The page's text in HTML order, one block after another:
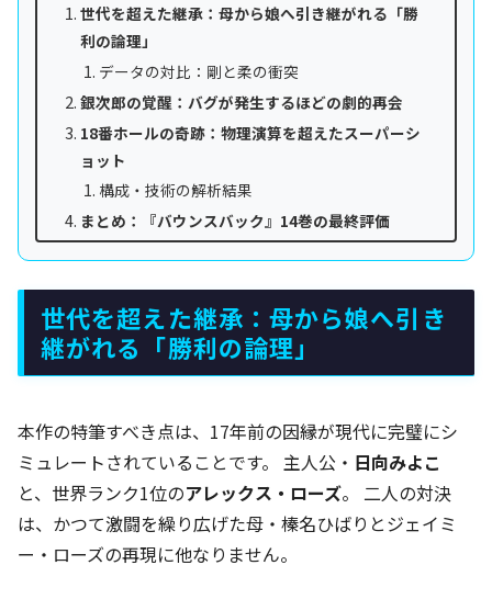
世代を超えた継承：母から娘へ引き継がれる「勝
利の論理」
データの対比：剛と柔の衝突
銀次郎の覚醒：バグが発生するほどの劇的再会
18番ホールの奇跡：物理演算を超えたスーパーシ
ョット
構成・技術の解析結果
まとめ：『バウンスバック』14巻の最終評価
世代を超えた継承：母から娘へ引き
継がれる「勝利の論理」
本作の特筆すべき点は、17年前の因縁が現代に完璧にシ
ミュレートされていることです。 主人公・ 日向みよこ
と、世界ランク1位のアレックス・ローズ。 二人の対決
は、かつて激闘を繰り広げた母・榛名ひばりとジェイミ
ー・ローズの再現に他なりません。